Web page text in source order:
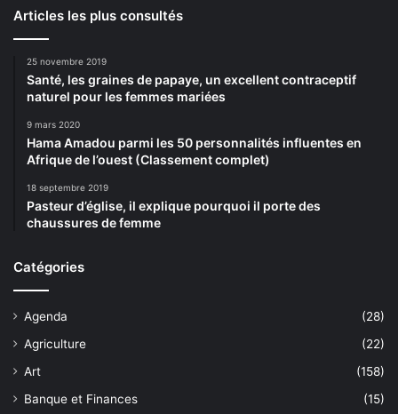
Articles les plus consultés
25 novembre 2019
Santé, les graines de papaye, un excellent contraceptif
naturel pour les femmes mariées
9 mars 2020
Hama Amadou parmi les 50 personnalités influentes en
Afrique de l’ouest (Classement complet)
18 septembre 2019
Pasteur d’église, il explique pourquoi il porte des
chaussures de femme
Catégories
Agenda
(28)
Agriculture
(22)
Art
(158)
Banque et Finances
(15)